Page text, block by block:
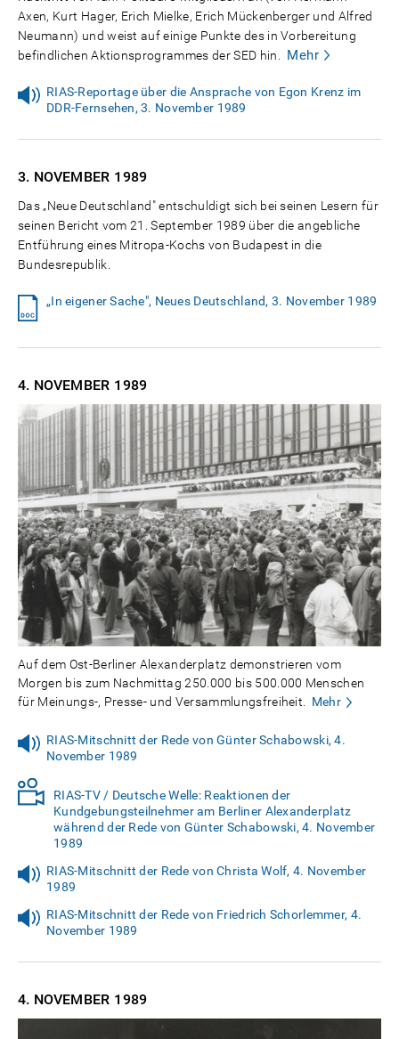
Axen, Kurt Hager, Erich Mielke, Erich Mückenberger und Alfred
Neumann) und weist auf einige Punkte des in Vorbereitung
befindlichen Aktionsprogrammes der SED hin.
Mehr
RIAS-Reportage über die Ansprache von Egon Krenz im
DDR-Fernsehen, 3. November 1989
3. NOVEMBER 1989
Das „Neue Deutschland" entschuldigt sich bei seinen Lesern für
seinen Bericht vom 21. September 1989 über die angebliche
Entführung eines Mitropa-Kochs von Budapest in die
Bundesrepublik.
„In eigener Sache", Neues Deutschland, 3. November 1989
4. NOVEMBER 1989
Auf dem Ost-Berliner Alexanderplatz demonstrieren vom
Morgen bis zum Nachmittag 250.000 bis 500.000 Menschen
für Meinungs-, Presse- und Versammlungsfreiheit. Mehr
RIAS-Mitschnitt der Rede von Günter Schabowski, 4.
November 1989
RIAS-TV / Deutsche Welle: Reaktionen der
Kundgebungsteilnehmer am Berliner Alexanderplatz
während der Rede von Günter Schabowski, 4. November
1989
RIAS-Mitschnitt der Rede von Christa Wolf, 4. November
1989
RIAS-Mitschnitt der Rede von Friedrich Schorlemmer, 4.
November 1989
4. NOVEMBER 1989